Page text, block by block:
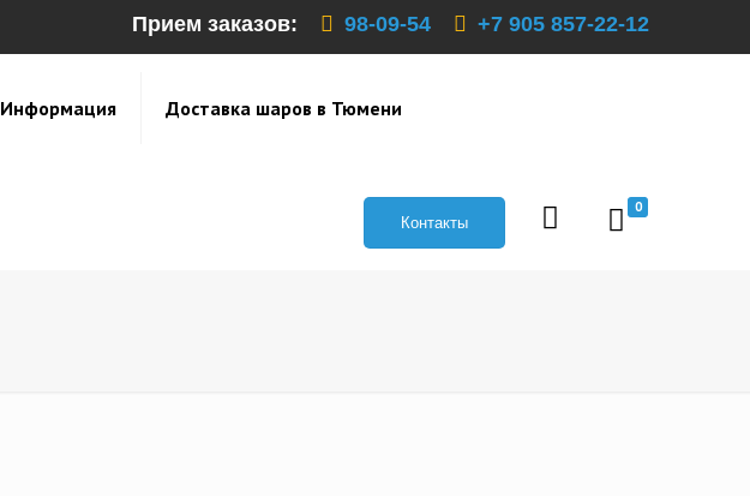
Прием заказов: 98-09-54 +7 905 857-22-12
Информация Доставка шаров в Тюмени
0
Контакты